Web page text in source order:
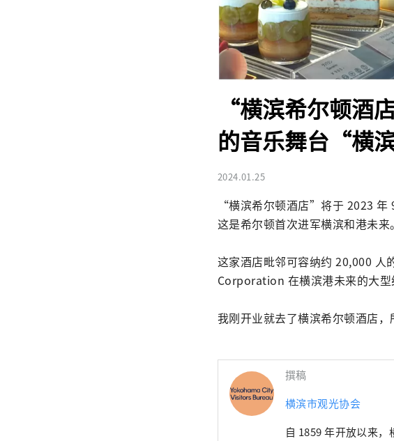
“横滨希尔顿酒
的音乐舞台“横
2024.01.25
“横滨希尔顿酒店”将于 2023 年
这是希尔顿首次进军横滨和港未
这家酒店毗邻可容纳约 20,000 人
Corporation 在横滨港未来的大型
我刚开业就去了横滨希尔顿酒店，
撰稿
横滨市观光协会
自 1859 年开放以来